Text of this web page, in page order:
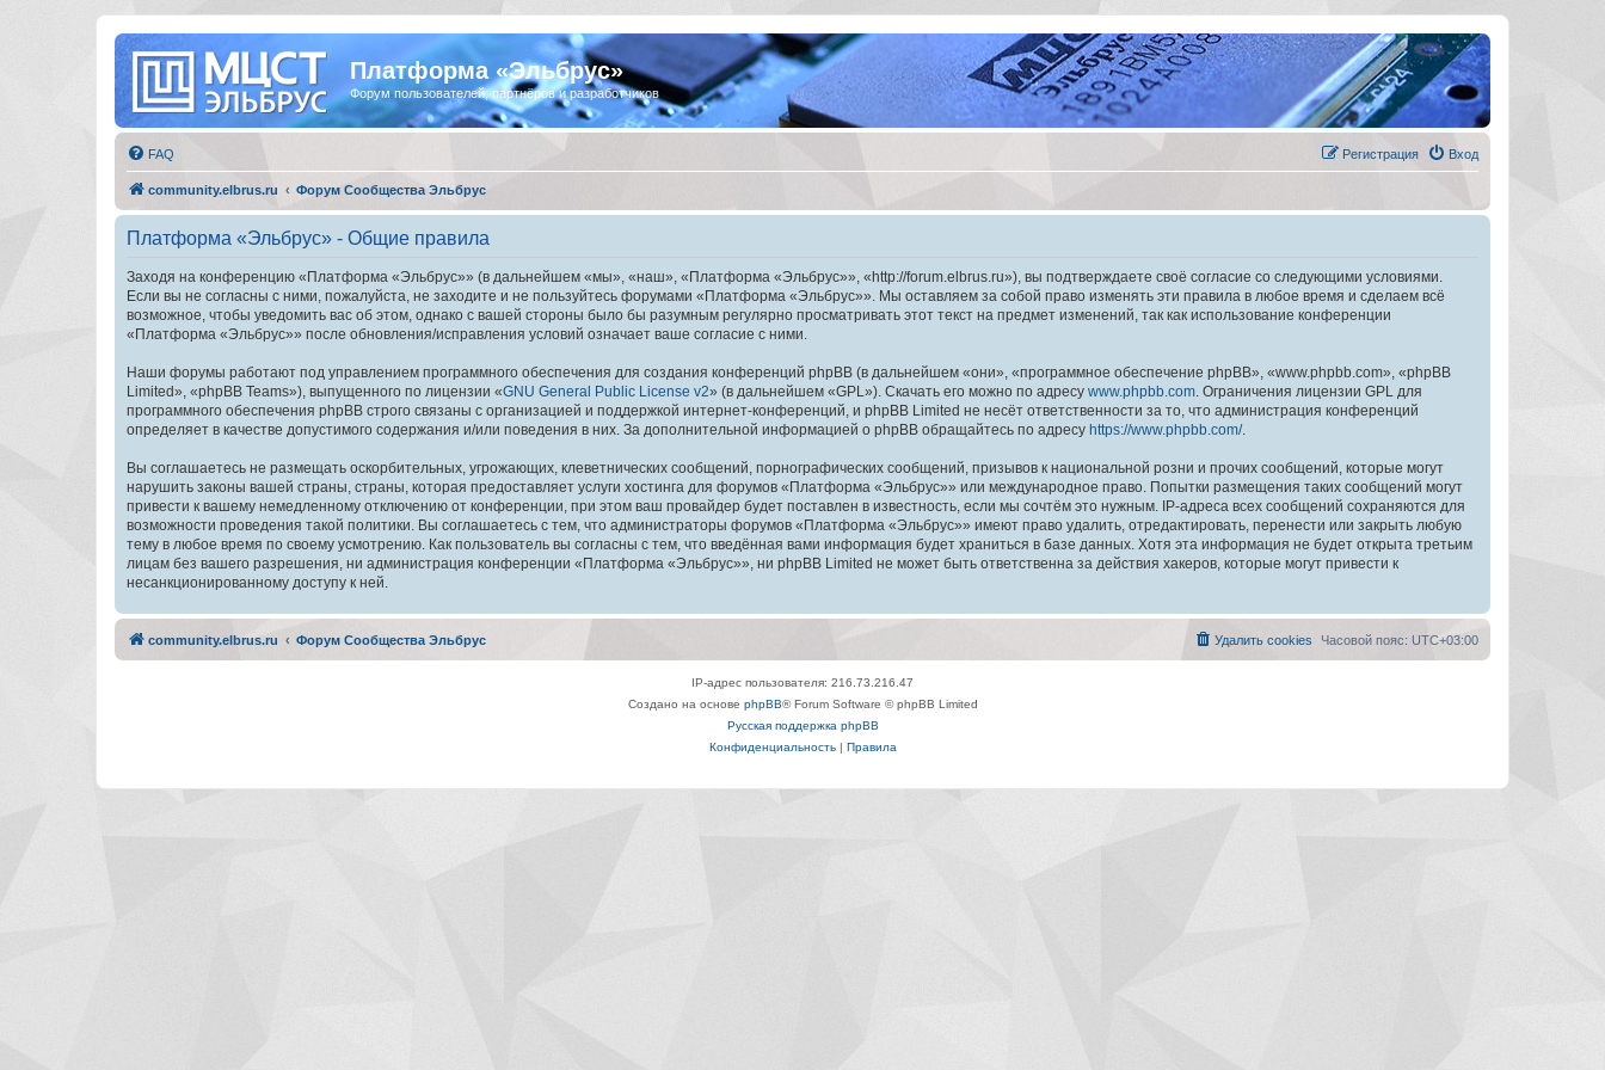
Платформа «Эльбрус»
Форум пользователей, партнёров и разработчиков
FAQ Вход
Регистрация
community.elbrus.ru Форум Сообщества Эльбрус
Платформа «Эльбрус» - Общие правила
Заходя на конференцию «Платформа «Эльбрус»» (в дальнейшем «мы», «наш», «Платформа «Эльбрус»», «http://forum.elbrus.ru»), вы подтверждаете своё согласие со следующими условиями.
Если вы не согласны с ними, пожалуйста, не заходите и не пользуйтесь форумами «Платформа «Эльбрус»». Мы оставляем за собой право изменять эти правила в любое время и сделаем всё
возможное, чтобы уведомить вас об этом, однако с вашей стороны было бы разумным регулярно просматривать этот текст на предмет изменений, так как использование конференции
«Платформа «Эльбрус»» после обновления/исправления условий означает ваше согласие с ними.
Наши форумы работают под управлением программного обеспечения для создания конференций phpBB (в дальнейшем «они», «программное обеспечение phpBB», «www.phpbb.com», «phpBB
Limited», «phpBB Teams»), выпущенного по лицензии «GNU General Public License v2» (в дальнейшем «GPL»). Скачать его можно по адресу www.phpbb.com . Ограничения лицензии GPL для
программного обеспечения phpBB строго связаны с организацией и поддержкой интернет-конференций, и phpBB Limited не несёт ответственности за то, что администрация конференций
определяет в качестве допустимого содержания и/или поведения в них. За дополнительной информацией о phpBB обращайтесь по адресу https://www.phpbb.com/.
Вы соглашаетесь не размещать оскорбительных, угрожающих, клеветнических сообщений, порнографических сообщений, призывов к национальной розни и прочих сообщений, которые могут
нарушить законы вашей страны, страны, которая предоставляет услуги хостинга для форумов «Платформа «Эльбрус»» или международное право. Попытки размещения таких сообщений могут
привести к вашему немедленному отключению от конференции, при этом ваш провайдер будет поставлен в известность, если мы сочтём это нужным. IP-адреса всех сообщений сохраняются для
возможности проведения такой политики. Вы соглашаетесь с тем, что администраторы форумов «Платформа «Эльбрус»» имеют право удалить, отредактировать, перенести или закрыть любую
тему в любое время по своему усмотрению. Как пользователь вы согласны с тем, что введённая вами информация будет храниться в базе данных. Хотя эта информация не будет открыта третьим
лицам без вашего разрешения, ни администрация конференции «Платформа «Эльбрус»», ни phpBB Limited не может быть ответственна за действия хакеров, которые могут привести к
несанкционированному доступу к ней.
community.elbrus.ru Форум Сообщества Эльбрус Часовой пояс: UTC+03:00
Удалить cookies
IP-адрес пользователя: 216.73.216.47
Создано на основе phpBB® Forum Software © phpBB Limited
Русская поддержка phpBB
Конфиденциальность| Правила